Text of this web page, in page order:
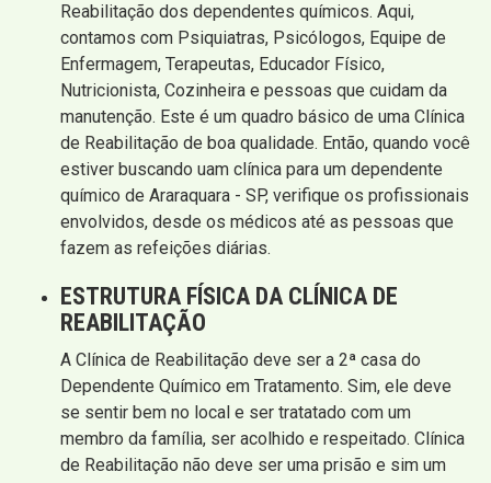
Reabilitação dos dependentes químicos. Aqui,
contamos com Psiquiatras, Psicólogos, Equipe de
Enfermagem, Terapeutas, Educador Físico,
Nutricionista, Cozinheira e pessoas que cuidam da
manutenção. Este é um quadro básico de uma Clínica
de Reabilitação de boa qualidade. Então, quando você
estiver buscando uam clínica para um dependente
químico de Araraquara - SP, verifique os profissionais
envolvidos, desde os médicos até as pessoas que
fazem as refeições diárias.
ESTRUTURA FÍSICA DA CLÍNICA DE
REABILITAÇÃO
A Clínica de Reabilitação deve ser a 2ª casa do
Dependente Químico em Tratamento. Sim, ele deve
se sentir bem no local e ser tratatado com um
membro da família, ser acolhido e respeitado. Clínica
de Reabilitação não deve ser uma prisão e sim um